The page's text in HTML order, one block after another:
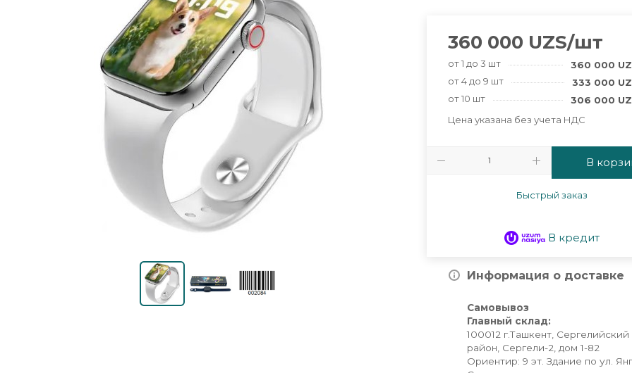
360 000 UZS/шт
от 1 до 3 шт 360 000
от 4 до 9 шт
333 000
от 10 шт
306 000
Цена указана без учета НДС
В
Быстрый заказ
В кредит
Информация о доставке
Самовывоз
Главный склад:
100012 г.Ташкент, Сергелийский
район, Сергели-2, дом 1-82
Ориентир: 9 эт. Здание по ул.